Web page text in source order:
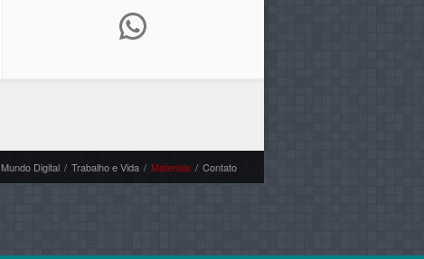
WhatsApp
Mundo Digital / Trabalho e Vida / Materiais / Contato